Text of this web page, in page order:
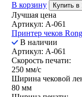
В корзину
Купить в
Лучшая цена
Артикул: A-061
Принтер чеков
В наличии
Артикул: A-061
Скорость печати:
250 мм/c
Ширина чековой
80 мм